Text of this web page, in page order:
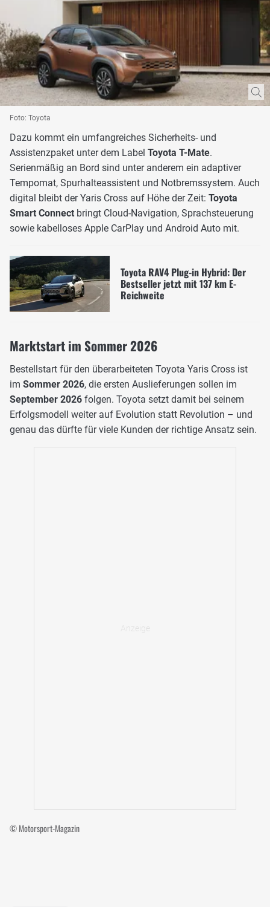
Foto: Toyota
Dazu kommt ein umfangreiches Sicherheits- und
Assistenzpaket unter dem Label Toyota T-Mate.
Serienmäßig an Bord sind unter anderem ein adaptiver
Tempomat, Spurhalteassistent und Notbremssystem. Auch
digital bleibt der Yaris Cross auf Höhe der Zeit: Toyota
Smart Connect bringt Cloud-Navigation, Sprachsteuerung
sowie kabelloses Apple CarPlay und Android Auto mit.
Toyota RAV4 Plug-in Hybrid: Der
Bestseller jetzt mit 137 km E-
Reichweite
Marktstart im Sommer 2026
Bestellstart für den überarbeiteten Toyota Yaris Cross ist
im Sommer 2026, die ersten Auslieferungen sollen im
September 2026 folgen. Toyota setzt damit bei seinem
Erfolgsmodell weiter auf Evolution statt Revolution – und
genau das dürfte für viele Kunden der richtige Ansatz sein.
© Motorsport-Magazin